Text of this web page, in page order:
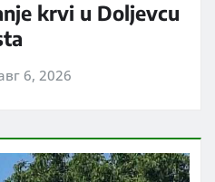
krvi u Doljevcu
6, 2026